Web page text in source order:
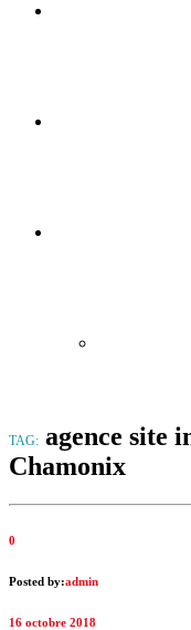
TAG: agence site
Chamonix
0
Posted by:admin
16 octobre 2018